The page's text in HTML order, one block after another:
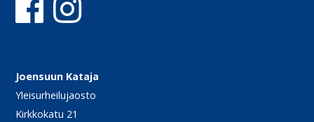
Joensuun Kataja
Yleisurheilujaosto
Kirkkokatu 21